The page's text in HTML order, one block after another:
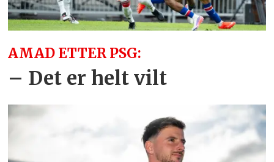
AMAD ETTER PSG:
– Det er helt vilt